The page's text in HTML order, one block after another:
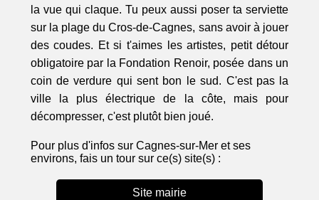
la vue qui claque. Tu peux aussi poser ta serviette
sur la plage du Cros-de-Cagnes, sans avoir à jouer
des coudes. Et si t'aimes les artistes, petit détour
obligatoire par la Fondation Renoir, posée dans un
coin de verdure qui sent bon le sud. C'est pas la
ville la plus électrique de la côte, mais pour
décompresser, c'est plutôt bien joué.
Pour plus d'infos sur Cagnes-sur-Mer et ses
environs, fais un tour sur ce(s) site(s) :
Site mairie